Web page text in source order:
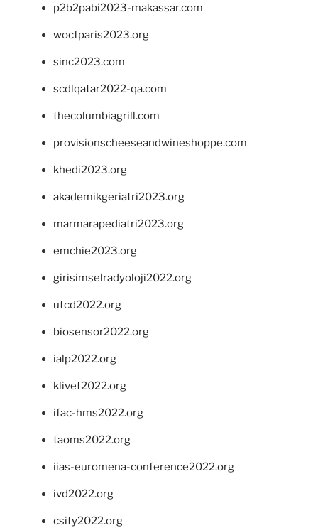
p2b2pabi2023-makassar.com
wocfparis2023.org
sinc2023.com
scdlqatar2022-qa.com
thecolumbiagrill.com
provisionscheeseandwineshoppe.com
khedi2023.org
akademikgeriatri2023.org
marmarapediatri2023.org
emchie2023.org
girisimselradyoloji2022.org
utcd2022.org
biosensor2022.org
ialp2022.org
klivet2022.org
ifac-hms2022.org
taoms2022.org
iias-euromena-conference2022.org
ivd2022.org
csity2022.org